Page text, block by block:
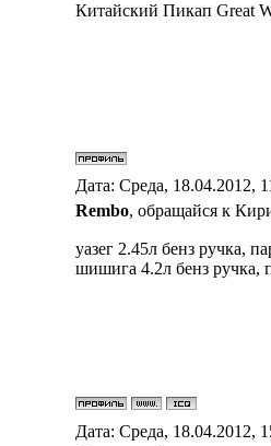
Китайский Пикап Great
Дата: Среда, 18.04.2012,
Rembo, обращайся к
уазег 2.45л бенз ручка,
шишига 4.2л бенз ручка,
Дата: Среда, 18.04.2012,